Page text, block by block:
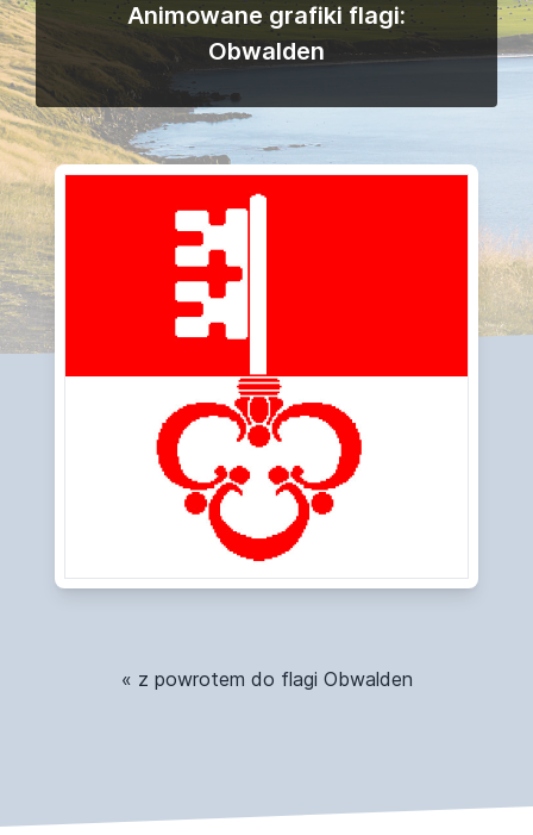
Animowane grafiki flagi:
Obwalden
« z powrotem do flagi Obwalden